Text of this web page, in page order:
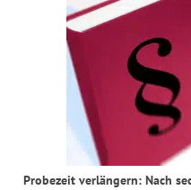
Probezeit verlängern: Nach